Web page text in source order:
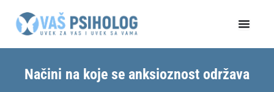
Načini na koje se anksioznost održava